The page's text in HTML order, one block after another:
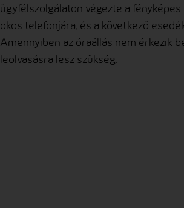
ügyfélszolgálaton végezte a
okos telefonjára, és a következő
Amennyiben az óraállás nem érkezik
leolvasásra lesz szükség.